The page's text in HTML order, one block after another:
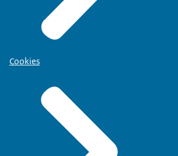
Cookies